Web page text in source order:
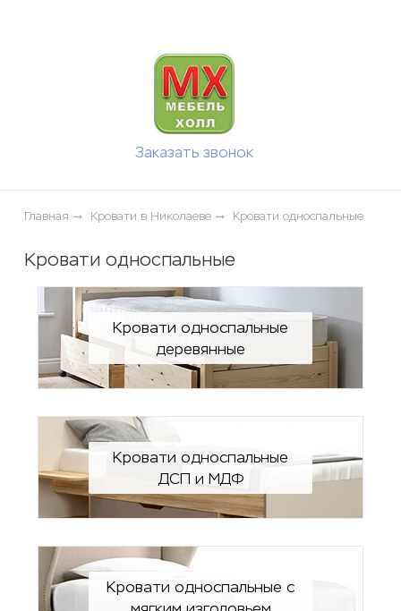
Заказать звонок
Главная Кровати в Николаеве Кровати односпальные
Кровати односпальные
Кровати односпальные
деревянные
Кровати односпальные
ДСП и МДФ
Кровати односпальные с